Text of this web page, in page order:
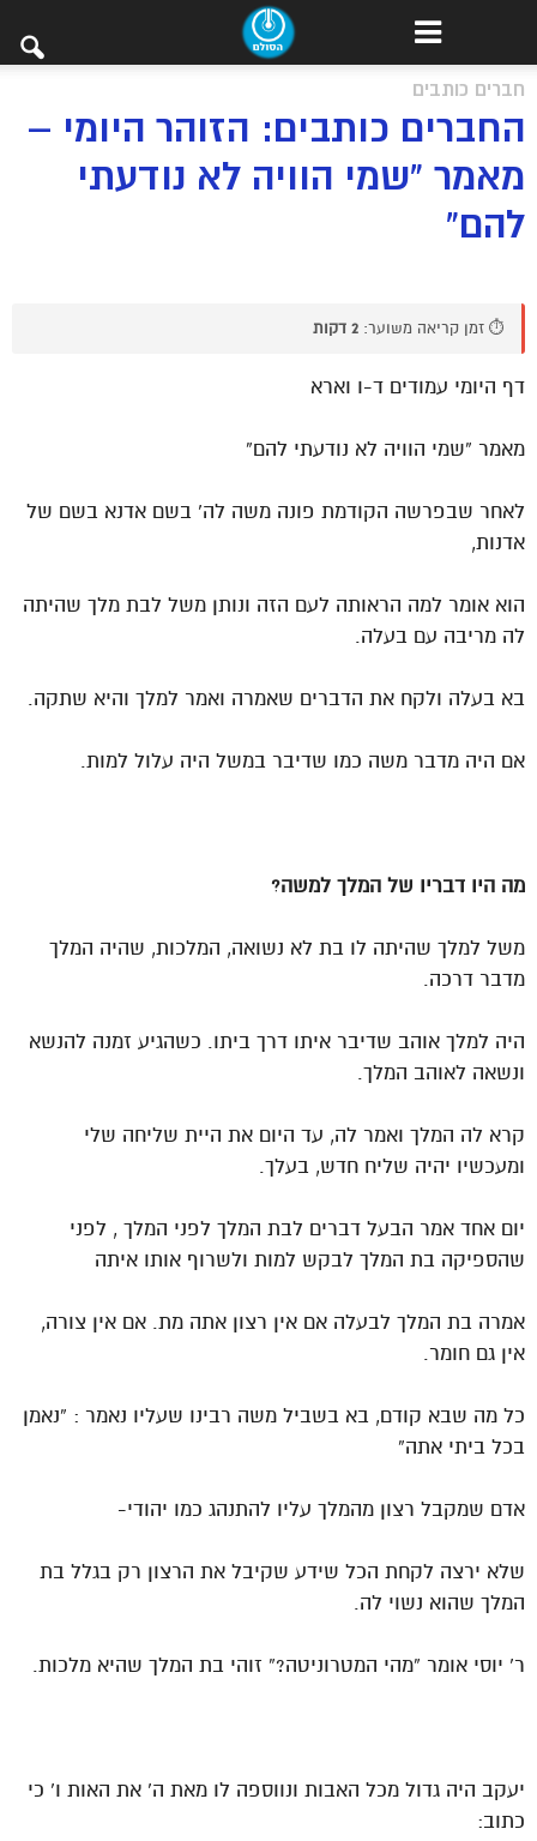
חברים כותבים
החברים כותבים: הזוהר היומי –
מאמר “שמי הוויה לא נודעתי
להם”
⏱️ זמן קריאה משוער: 2 דקות
דף היומי עמודים ד-ו וארא
מאמר “שמי הוויה לא נודעתי להם”
לאחר שבפרשה הקודמת פונה משה לה’ בשם אדנא בשם של
אדנות,
הוא אומר למה הראותה לעם הזה ונותן משל לבת מלך שהיתה
לה מריבה עם בעלה.
בא בעלה ולקח את הדברים שאמרה ואמר למלך והיא שתקה.
אם היה מדבר משה כמו שדיבר במשל היה עלול למות.
מה היו דבריו של המלך למשה?
משל למלך שהיתה לו בת לא נשואה, המלכות, שהיה המלך
מדבר דרכה.
היה למלך אוהב שדיבר איתו דרך ביתו. כשהגיע זמנה להנשא
ונשאה לאוהב המלך.
קרא לה המלך ואמר לה, עד היום את היית שליחה שלי
ומעכשיו יהיה שליח חדש, בעלך.
יום אחד אמר הבעל דברים לבת המלך לפני המלך , לפני
שהספיקה בת המלך לבקש למות ולשרוף אותו איתה
אמרה בת המלך לבעלה אם אין רצון אתה מת. אם אין צורה,
אין גם חומר.
כל מה שבא קודם, בא בשביל משה רבינו שעליו נאמר : “נאמן
בכל ביתי אתה”
אדם שמקבל רצון מהמלך עליו להתנהג כמו יהודי-
שלא ירצה לקחת הכל שידע שקיבל את הרצון רק בגלל בת
המלך שהוא נשוי לה.
ר’ יוסי אומר “מהי המטרוניטה?” זוהי בת המלך שהיא מלכות.
יעקב היה גדול מכל האבות ונווספה לו מאת ה’ את האות ו’ כי
כתוב: